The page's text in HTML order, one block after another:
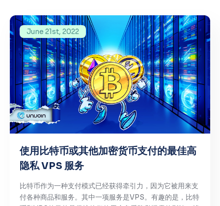
June 21st, 2022
使用比特币或其他加密货币支付的最佳高
隐私 VPS 服务
比特币作为一种支付模式已经获得牵引力，因为它被用来支
付各种商品和服务。其中一项服务是VPS。有趣的是，比特